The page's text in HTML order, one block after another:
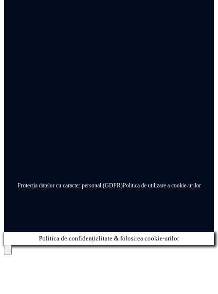
Protecția datelor cu caracter personal (GDPR)Politica de utilizare a cookie-urilor
Politica de confidențialitate & folosirea cookie-urilor